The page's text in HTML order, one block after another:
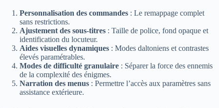
Personnalisation des commandes : Le remappage complet
sans restrictions.
Ajustement des sous-titres : Taille de police, fond opaque et
identification du locuteur.
Aides visuelles dynamiques : Modes daltoniens et contrastes
élevés paramétrables.
Modes de difficulté granulaire : Séparer la force des ennemis
de la complexité des énigmes.
Narration des menus : Permettre l’accès aux paramètres sans
assistance extérieure.